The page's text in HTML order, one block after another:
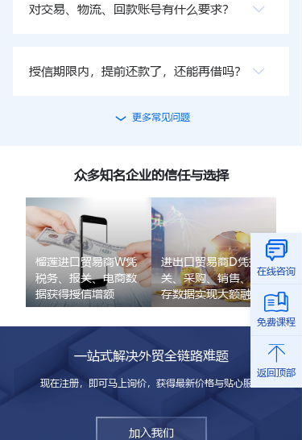
对交易、物流、回款账号有什么要求？
授信期限内，提前还款了，还能再借吗？
更多常见问题
众多知名企业的信任与选择
榴莲进口贸易商W凭
税务、报关、电商数
据获得授信增额
进出口贸易商D凭报
关、采购、销售、库
存数据实现大额融资
一站式解决外贸全链路难题
现在注册，即可马上询价，获得最新价格与贴心服务
加入我们
在线咨询
免费课程
返回顶部